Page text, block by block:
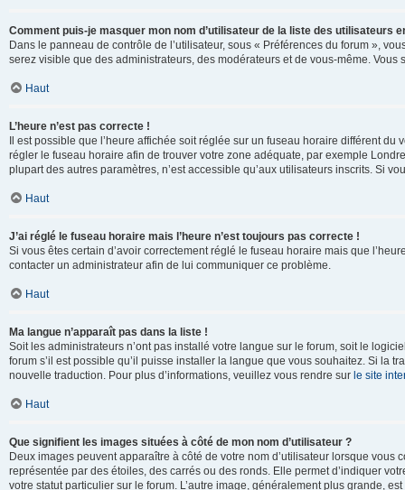
Comment puis-je masquer mon nom d’utilisateur de la liste des utilisateurs
Dans le panneau de contrôle de l’utilisateur, sous « Préférences du forum »,
serez visible que des administrateurs, des modérateurs et de vous-même.
Haut
L’heure n’est pas correcte !
Il est possible que l’heure affichée soit réglée sur un fuseau horaire différent
régler le fuseau horaire afin de trouver votre zone adéquate, par exemple
plupart des autres paramètres, n’est accessible qu’aux utilisateurs inscrits. Si
Haut
J’ai réglé le fuseau horaire mais l’heure n’est toujours pas correcte !
Si vous êtes certain d’avoir correctement réglé le fuseau horaire mais que
contacter un administrateur afin de lui communiquer ce problème.
Haut
Ma langue n’apparaît pas dans la liste !
Soit les administrateurs n’ont pas installé votre langue sur le forum, soit le
forum s’il est possible qu’il puisse installer la langue que vous souhaitez. Si la
nouvelle traduction. Pour plus d’informations, veuillez vous rendre sur le site
Haut
Que signifient les images situées à côté de mon nom d’utilisateur ?
Deux images peuvent apparaître à côté de votre nom d’utilisateur lorsque
représentée par des étoiles, des carrés ou des ronds. Elle permet d’indiquer
votre statut particulier sur le forum. L’autre image, généralement plus grande,